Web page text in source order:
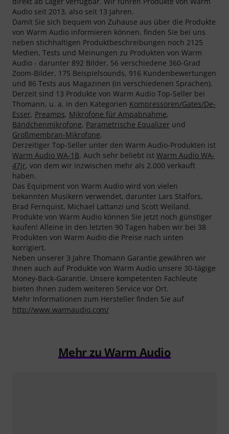
Audio seit 2013, also seit 13 Jahren.
Damit Sie sich bequem von Zuhause aus über die Produkte
von Warm Audio informieren können, finden Sie bei uns
neben stichhaltigen Produktbeschreibungen noch 2125
Medien, Tests und Meinungen zu Produkten von Warm
Audio - darunter 892 Bilder, 56 verschiedene 360-Grad
Zoom-Bilder, 175 Beispielsounds, 916 Kundenbewertungen
und 86 Tests aus Magazinen (in verschiedenen Sprachen).
Derzeit sind 13 Produkte von Warm Audio Top-Seller bei
Thomann, u. a. in den Kategorien Kompressoren/Gates/De-
Esser, Preamps, Mikrofone für Ampabnahme,
Bändchenmikrofone, Parametrische Equalizer und
Großmembran-Mikrofone.
Derzeitiger Top-Seller unter den Warm Audio-Produkten ist
Warm Audio WA-1B. Auch sehr beliebt ist Warm Audio WA-
47jr, von dem wir inzwischen mehr als 2.000 verkauft
haben.
Das Equipment von Warm Audio wird von vielen
bekannten Musikern verwendet, darunter Lars Stalfors,
Brad Fernquist, Michael Lattanzi und Scott Weiland.
Produkte von Warm Audio können Sie jetzt noch günstiger
kaufen! Alleine in den letzten 90 Tagen haben wir bei 38
Produkten von Warm Audio die Preise nach unten
korrigiert.
Neben unserer 3 Jahre Thomann Garantie gewähren wir
Ihnen auch auf Produkte von Warm Audio unsere 30-tägige
Money-Back-Garantie. Unsere kompetenten Fachleute
bieten Ihnen zudem weiteren Service vor Ort.
Mehr Informationen zum Hersteller finden Sie auf
http://www.warmaudio.com/
Mehr zu Warm Audio